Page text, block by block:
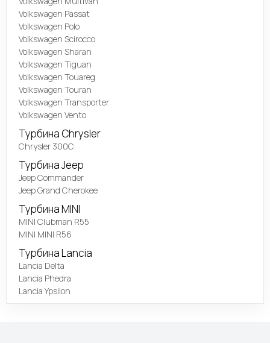
Volkswagen Passat
Volkswagen Polo
Volkswagen Scirocco
Volkswagen Sharan
Volkswagen Tiguan
Volkswagen Touareg
Volkswagen Touran
Volkswagen Transporter
Volkswagen Vento
Турбина Chrysler
Chrysler 300C
Турбина Jeep
Jeep Commander
Jeep Grand Cherokee
Турбина MINI
MINI Clubman R55
MINI MINI R56
Турбина Lancia
Lancia Delta
Lancia Phedra
Lancia Ypsilon